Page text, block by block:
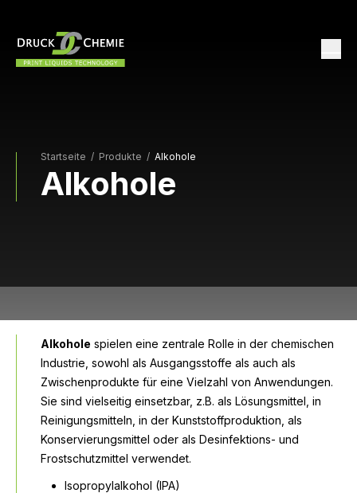
Startseite / Produkte / Alkohole
Alkohole
Alkohole spielen eine zentrale Rolle in der chemischen
Industrie, sowohl als Ausgangsstoffe als auch als
Zwischenprodukte für eine Vielzahl von Anwendungen.
Sie sind vielseitig einsetzbar, z.B. als Lösungsmittel, in
Reinigungsmitteln, in der Kunststoffproduktion, als
Konservierungsmittel oder als Desinfektions- und
Frostschutzmittel verwendet.
Isopropylalkohol (IPA)